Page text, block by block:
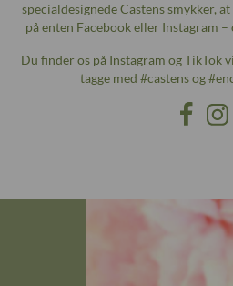
specialdesignede Castens smykker,
på enten Facebook eller Instagram
Du finder os på Instagram og TikTok
tagge med #castens og